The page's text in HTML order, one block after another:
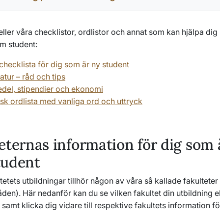
våra checklistor, ordlistor och annat som kan hjälpa dig
student:
för dig som är ny student
– råd och tips
stipendier och ekonomi
ordlista med vanliga ord och uttryck
information för dig som
utbildningar tillhör någon av våra så kallade fakulteter
Här nedanför kan du se vilken fakultet din utbildning
samt klicka dig vidare till respektive fakultets information